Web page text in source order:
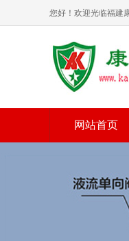
您好！欢迎光临福建
网站首页